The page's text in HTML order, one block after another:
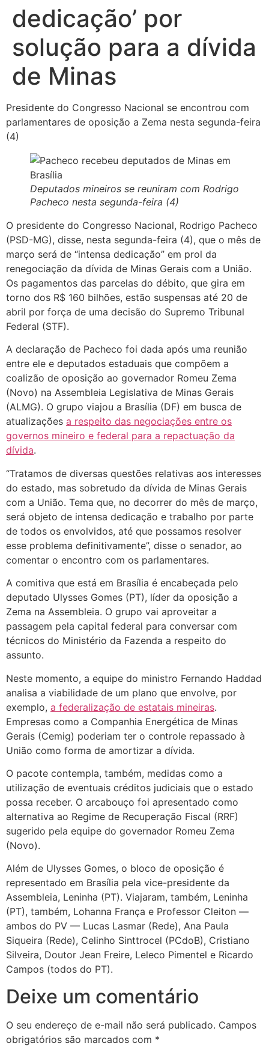
dedicação’ por
solução para a dívida
de Minas
Presidente do Congresso Nacional se encontrou com
parlamentares de oposição a Zema nesta segunda-feira
(4)
Deputados mineiros se reuniram com Rodrigo
Pacheco nesta segunda-feira (4)
O presidente do Congresso Nacional, Rodrigo Pacheco
(PSD-MG), disse, nesta segunda-feira (4), que o mês de
março será de “intensa dedicação” em prol da
renegociação da dívida de Minas Gerais com a União.
Os pagamentos das parcelas do débito, que gira em
torno dos R$ 160 bilhões, estão suspensas até 20 de
abril por força de uma decisão do Supremo Tribunal
Federal (STF).
A declaração de Pacheco foi dada após uma reunião
entre ele e deputados estaduais que compõem a
coalizão de oposição ao governador Romeu Zema
(Novo) na Assembleia Legislativa de Minas Gerais
(ALMG). O grupo viajou a Brasília (DF) em busca de
atualizações a respeito das negociações entre os
governos mineiro e federal para a repactuação da
dívida.
“Tratamos de diversas questões relativas aos interesses
do estado, mas sobretudo da dívida de Minas Gerais
com a União. Tema que, no decorrer do mês de março,
será objeto de intensa dedicação e trabalho por parte
de todos os envolvidos, até que possamos resolver
esse problema definitivamente”, disse o senador, ao
comentar o encontro com os parlamentares.
A comitiva que está em Brasília é encabeçada pelo
deputado Ulysses Gomes (PT), líder da oposição a
Zema na Assembleia. O grupo vai aproveitar a
passagem pela capital federal para conversar com
técnicos do Ministério da Fazenda a respeito do
assunto.
Neste momento, a equipe do ministro Fernando Haddad
analisa a viabilidade de um plano que envolve, por
exemplo, a federalização de estatais mineiras.
Empresas como a Companhia Energética de Minas
Gerais (Cemig) poderiam ter o controle repassado à
União como forma de amortizar a dívida.
O pacote contempla, também, medidas como a
utilização de eventuais créditos judiciais que o estado
possa receber. O arcabouço foi apresentado como
alternativa ao Regime de Recuperação Fiscal (RRF)
sugerido pela equipe do governador Romeu Zema
(Novo).
Além de Ulysses Gomes, o bloco de oposição é
representado em Brasília pela vice-presidente da
Assembleia, Leninha (PT). Viajaram, também, Leninha
(PT), também, Lohanna França e Professor Cleiton —
ambos do PV — Lucas Lasmar (Rede), Ana Paula
Siqueira (Rede), Celinho Sinttrocel (PCdoB), Cristiano
Silveira, Doutor Jean Freire, Leleco Pimentel e Ricardo
Campos (todos do PT).
Deixe um comentário
O seu endereço de e-mail não será publicado. Campos
obrigatórios são marcados com *